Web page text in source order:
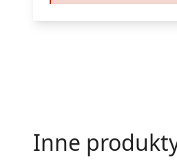
Inne